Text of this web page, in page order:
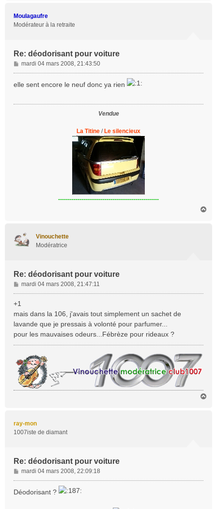
Moulagaufre
Modérateur à la retraite
Re: déodorisant pour voiture
M
e
s
mardi 04 mars 2008, 21:43:50
elle sent encore le neuf donc ya rien
Vendue
La Titine / Le silencieux
----------------------------------------------------
Vinouchette
Modératrice
Re: déodorisant pour voiture
M
e
s
g
e
mardi 04 mars 2008, 21:47:11
+1
mais dans la 106, j'avais tout simplement un sachet de
lavande que je pressais à volonté pour parfumer...
pour les mauvaises odeurs...Fébrèze pour rideaux ?
ray-mon
1007iste de diamant
Re: déodorisant pour voiture
M
e
s
mardi 04 mars 2008, 22:09:18
Déodorisant ?